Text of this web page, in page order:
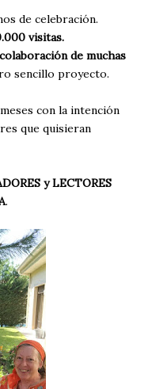
de celebración.
visitas.
de muchas
sencillo proyecto.
con la intención
que quisieran
y LECTORES
.